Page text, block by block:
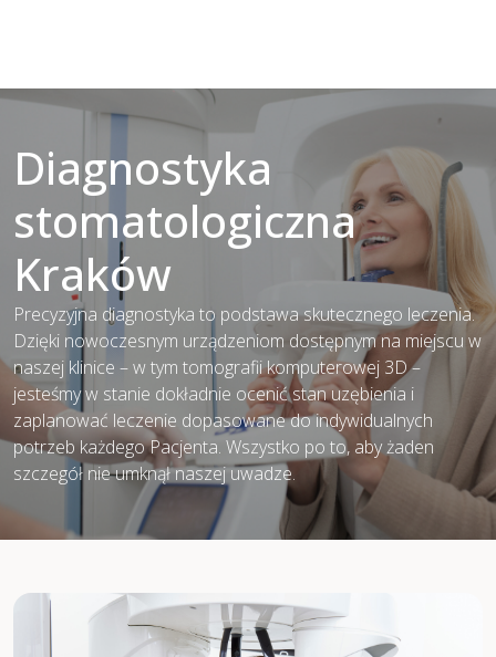
Diagnostyka
stomatologiczna
Kraków
Precyzyjna diagnostyka to podstawa skutecznego leczenia.
Dzięki nowoczesnym urządzeniom dostępnym na miejscu w
naszej klinice – w tym tomografii komputerowej 3D –
jesteśmy w stanie dokładnie ocenić stan uzębienia i
zaplanować leczenie dopasowane do indywidualnych
potrzeb każdego Pacjenta. Wszystko po to, aby żaden
szczegół nie umknął naszej uwadze.